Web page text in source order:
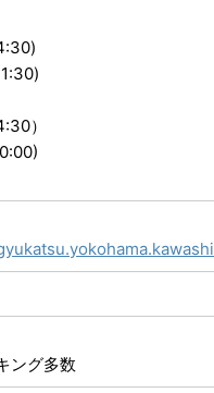
）
ング多数